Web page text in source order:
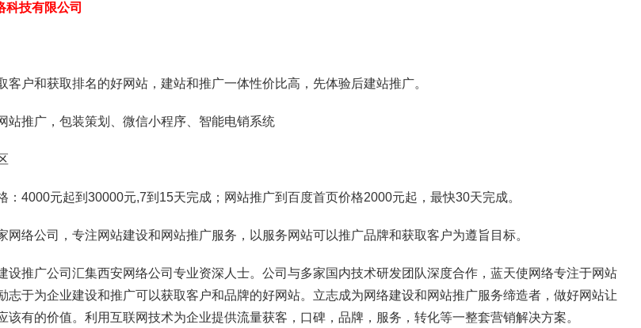
科技有限公司
客户和获取排名的好网站，建站和推广一体性价比高，先体验后建站推广。
站推广，包装策划、微信小程序、智能电销系统
：4000元起到30000元,7到15天完成；网站推广到百度首页价格2000元起，最快30天完成。
网络公司，专注网站建设和网站推广服务，以服务网站可以推广品牌和获取客户为遵旨目标。
设推广公司汇集西安网络公司专业资深人士。公司与多家国内技术研发团队深度合作，蓝天使网络专注于网站
志于为企业建设和推广可以获取客户和品牌的好网站。立志成为网络建设和网站推广服务缔造者，做好网站让
该有的价值。利用互联网技术为企业提供流量获客，口碑，品牌，服务，转化等一整套营销解决方案。